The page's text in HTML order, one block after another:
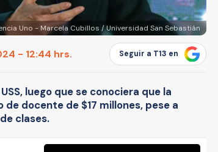
Uno - Marcela Cubillos / Universidad San Sebastián
- 12:44 hrs. Seguir a T13 en
luego que se conociera que la
docente de $17 millones, pese a
clases.